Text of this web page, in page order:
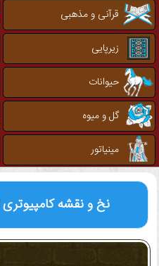
قرآنی و مذهبی
زیرپایی
حیوانات
گل و میوه
مینیاتور
نخ و نقشه کامپیوتری